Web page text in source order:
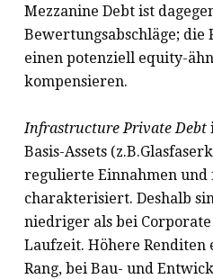
Mezzanine Debt ist
Bewertungsabschläge; die
einen potenziell equity-
kompensieren.
Infrastructure Private Debt
Basis-Assets
regulierte Einnahmen und
charakterisiert. Deshalb
niedriger als bei
Laufzeit. Höhere Renditen
Rang, bei Bau- und